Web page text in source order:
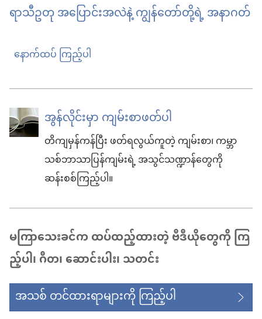
ရာသီဥတု အပြောင်းအလဲနဲ့ ကျွန်တော်တို့ရဲ့ အနာဂတ်
နောက်ထပ် ကြည့်ပါ
အွန်လိုင်းမှာ ကျမ်းစာဖတ်ပါ
တိကျမှန်ကန်ပြီး ဖတ်ရလွယ်ကူတဲ့ ကျမ်းစာ၊ ကမ္ဘာ
သစ်ဘာသာပြန်ကျမ်းရဲ့ အသွင်သဏ္ဍာန်တွေကို
ဆန်းစစ်ကြည့်ပါ။
မကြာသေးခင်က ထပ်ထည့်ထားတဲ့ ဗီဒီယိုတွေကို ကြ
ည့်ပါ၊ ဂီတ၊ ဆောင်းပါး၊ သတင်း
အသစ် တင်ထားရာများကို ကြည့်ပါ